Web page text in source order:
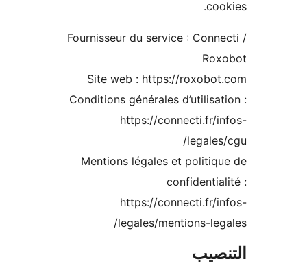
Fournisseur du service :
Site web : https://
Conditions générales
https://connecti.fr/
Mentions légales et
https://connecti.fr/
legales/mentions-